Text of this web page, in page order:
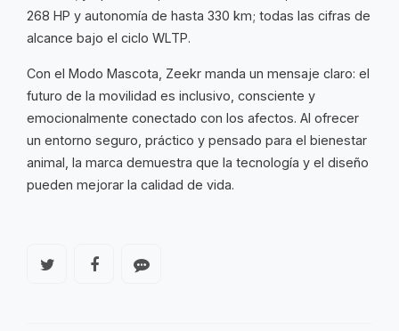
268 HP y autonomía de hasta 330 km; todas las cifras de
alcance bajo el ciclo WLTP.
Con el Modo Mascota, Zeekr manda un mensaje claro: el
futuro de la movilidad es inclusivo, consciente y
emocionalmente conectado con los afectos. Al ofrecer
un entorno seguro, práctico y pensado para el bienestar
animal, la marca demuestra que la tecnología y el diseño
pueden mejorar la calidad de vida.